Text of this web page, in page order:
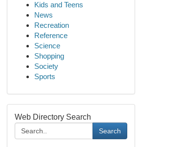
Kids and Teens
News
Recreation
Reference
Science
Shopping
Society
Sports
Web Directory Search
Search